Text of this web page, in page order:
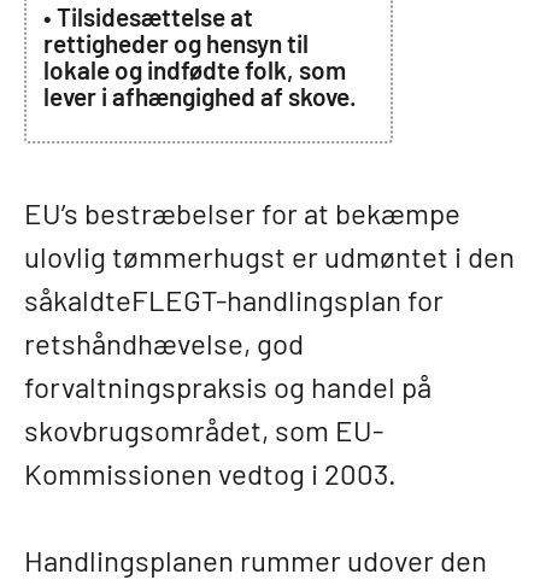
• Tilsidesættelse at
rettigheder og hensyn til
lokale og indfødte folk, som
lever i afhængighed af skove.
EU’s bestræbelser for at bekæmpe
ulovlig tømmerhugst er udmøntet i den
såkaldteFLEGT-handlingsplan for
retshåndhævelse, god
forvaltningspraksis og handel på
skovbrugsområdet, som EU-
Kommissionen vedtog i 2003.
Handlingsplanen rummer udover den